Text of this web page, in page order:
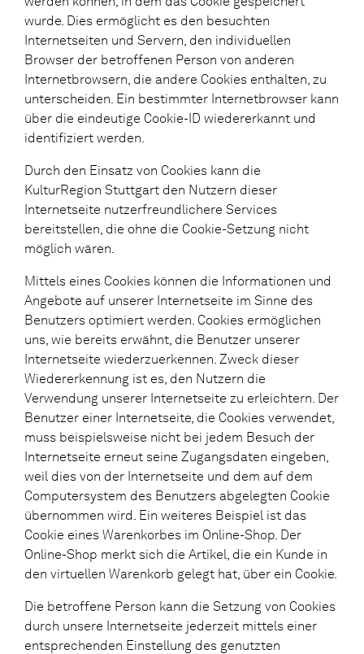
wurde. Dies ermöglicht es den besuchten
Internetseiten und Servern, den individuellen
Browser der betroffenen Person von anderen
Internetbrowsern, die andere Cookies enthalten, zu
unterscheiden. Ein bestimmter Internetbrowser kann
über die eindeutige Cookie-ID wiedererkannt und
identifiziert werden.
Durch den Einsatz von Cookies kann die
KulturRegion Stuttgart den Nutzern dieser
Internetseite nutzerfreundlichere Services
bereitstellen, die ohne die Cookie-Setzung nicht
möglich wären.
Mittels eines Cookies können die Informationen und
Angebote auf unserer Internetseite im Sinne des
Benutzers optimiert werden. Cookies ermöglichen
uns, wie bereits erwähnt, die Benutzer unserer
Internetseite wiederzuerkennen. Zweck dieser
Wiedererkennung ist es, den Nutzern die
Verwendung unserer Internetseite zu erleichtern. Der
Benutzer einer Internetseite, die Cookies verwendet,
muss beispielsweise nicht bei jedem Besuch der
Internetseite erneut seine Zugangsdaten eingeben,
weil dies von der Internetseite und dem auf dem
Computersystem des Benutzers abgelegten Cookie
übernommen wird. Ein weiteres Beispiel ist das
Cookie eines Warenkorbes im Online-Shop. Der
Online-Shop merkt sich die Artikel, die ein Kunde in
den virtuellen Warenkorb gelegt hat, über ein Cookie.
Die betroffene Person kann die Setzung von Cookies
durch unsere Internetseite jederzeit mittels einer
entsprechenden Einstellung des genutzten